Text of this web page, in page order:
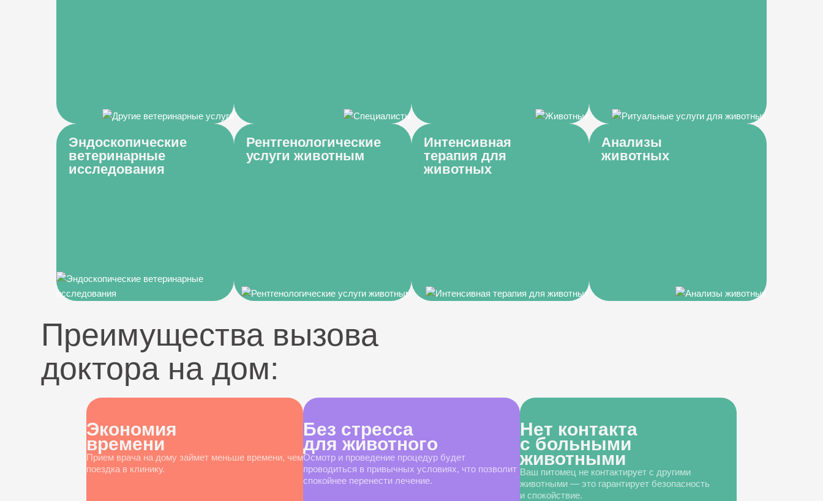
Эндоскопические
ветеринарные
исследования
Рентгенологические
услуги животным
Интенсивная
терапия для
животных
Анализы
животных
Преимущества вызова
доктора на дом:
Экономия
времени
Прием врача на дому займет меньше времени, чем
поездка в клинику.
Без стресса
для животного
Осмотр и проведение процедур будет
проводиться в привычных условиях, что позволит
спокойнее перенести лечение.
Нет контакта
с больными
животными
Ваш питомец не контактирует с другими
животными — это гарантирует безопасность
и спокойствие.